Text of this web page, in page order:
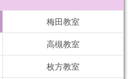
梅田教室
高槻教室
枚方教室